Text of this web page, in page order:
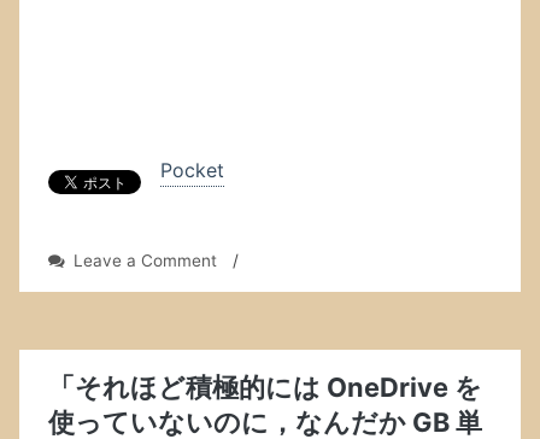
Pocket
Leave a Commenton
2021
年
秋．
/
「それほど積極的には OneDrive を
使っていないのに，なんだか GB 単